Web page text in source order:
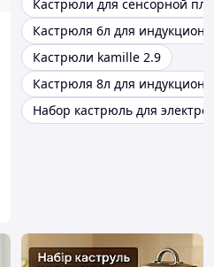
Кастрюли для сенсорной
Кастрюля 6л для
Кастрюли kamille 2.9
Кастрюля 8л для
Набор кастрюль для